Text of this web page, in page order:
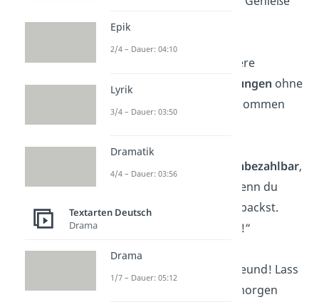
„Was wären all unsere
Erinnerungen ohne
dich? Ich hoffe, da kommen
unbezahlbar,
vergiss das nicht, wenn du
mein Geschenk auspackst.
Mein bester Freund!“
„Alles Gute, mein Freund! Lass
, bis wir morgen
Epik
2/4 – Dauer: 04:10
Lyrik
3/4 – Dauer: 03:50
Dramatik
4/4 – Dauer: 03:56
Textarten Deutsch
Drama
Drama
1/7 – Dauer: 05:12